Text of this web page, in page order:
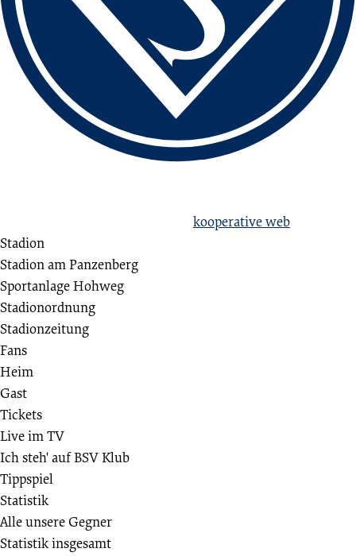
kooperative web
Stadion
Stadion am Panzenberg
Sportanlage Hohweg
Stadionordnung
Stadionzeitung
Fans
Heim
Gast
Tickets
Live im TV
Ich steh' auf BSV Klub
Tippspiel
Statistik
Alle unsere Gegner
Statistik insgesamt